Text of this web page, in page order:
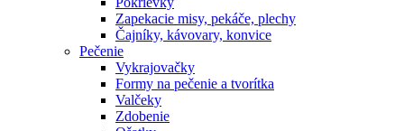
Zapekacie misy, pekáče, plechy
Čajníky, kávovary, konvice
Pečenie
Vykrajovačky
Formy na pečenie a tvorítka
Valčeky
Zdobenie